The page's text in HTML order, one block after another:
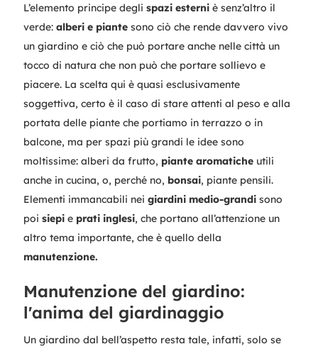
L’elemento principe degli spazi esterniè senz’altro il
verde:alberi e piantesono ciò che rende davvero vivo
un giardino e ciò che può portare anche nelle città un
tocco di natura che non può che portare sollievo e
piacere. La scelta qui è quasi esclusivamente
soggettiva, certo è il caso di stare attenti al peso e alla
portata delle piante che portiamo in terrazzo o in
balcone, ma per spazi più grandi le idee sono
moltissime: alberi da frutto, piante aromaticheutili
anche in cucina, o, perché no, bonsai, piante pensili.
Elementi immancabili nei giardini medio-grandi sono
poi siepie prati inglesi, che portano all’attenzione un
altro tema importante, che è quello della
manutenzione.
Manutenzione del giardino:
l'anima del giardinaggio
Un giardino dal bell’aspetto resta tale, infatti, solo se